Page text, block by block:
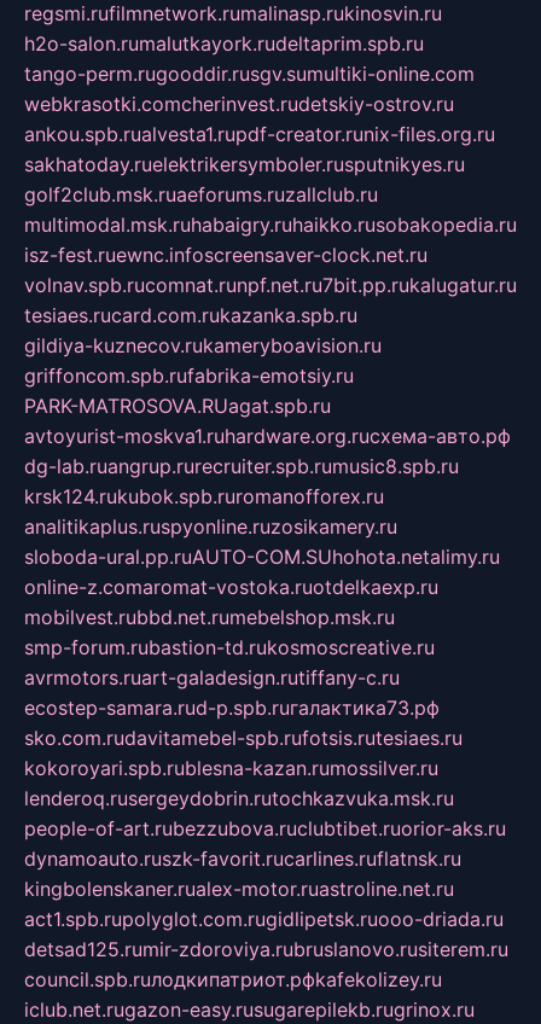
regsmi.rufilmnetwork.rumalinasp.rukinosvin.ru
h2o-salon.rumalutkayork.rudeltaprim.spb.ru
tango-perm.rugooddir.rusgv.sumultiki-online.com
webkrasotki.comcherinvest.rudetskiy-ostrov.ru
ankou.spb.rualvesta1.rupdf-creator.runix-files.org.ru
sakhatoday.ruelektrikersymboler.rusputnikyes.ru
golf2club.msk.ruaeforums.ruzallclub.ru
multimodal.msk.ruhabaigry.ruhaikko.rusobakopedia.ru
isz-fest.ruewnc.infoscreensaver-clock.net.ru
volnav.spb.rucomnat.runpf.net.ru7bit.pp.rukalugatur.ru
tesiaes.rucard.com.rukazanka.spb.ru
gildiya-kuznecov.rukameryboavision.ru
griffoncom.spb.rufabrika-emotsiy.ru
PARK-MATROSOVA.RUagat.spb.ru
avtoyurist-moskva1.ruhardware.org.ruсхема-авто.рф
dg-lab.ruangrup.rurecruiter.spb.rumusic8.spb.ru
krsk124.rukubok.spb.ruromanofforex.ru
analitikaplus.ruspyonline.ruzosikamery.ru
sloboda-ural.pp.ruAUTO-COM.SUhohota.netalimy.ru
online-z.comaromat-vostoka.ruotdelkaexp.ru
mobilvest.rubbd.net.rumebelshop.msk.ru
smp-forum.rubastion-td.rukosmoscreative.ru
avrmotors.ruart-galadesign.rutiffany-c.ru
ecostep-samara.rud-p.spb.ruгалактика73.рф
sko.com.rudavitamebel-spb.rufotsis.rutesiaes.ru
kokoroyari.spb.rublesna-kazan.rumossilver.ru
lenderoq.rusergeydobrin.rutochkazvuka.msk.ru
people-of-art.rubezzubova.ruclubtibet.ruorior-aks.ru
dynamoauto.ruszk-favorit.rucarlines.ruflatnsk.ru
kingbolenskaner.rualex-motor.ruastroline.net.ru
act1.spb.rupolyglot.com.rugidlipetsk.ruooo-driada.ru
detsad125.rumir-zdoroviya.rubruslanovo.rusiterem.ru
council.spb.ruлодкипатриот.рфkafekolizey.ru
iclub.net.rugazon-easy.rusugarepilekb.rugrinox.ru